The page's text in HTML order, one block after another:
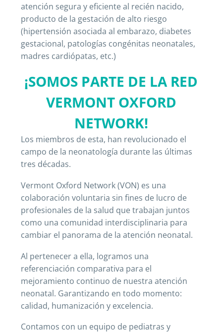
atención segura y eficiente al recién nacido,
producto de la gestación de alto riesgo
(hipertensión asociada al embarazo, diabetes
gestacional, patologías congénitas neonatales,
madres cardiópatas, etc.)
¡SOMOS PARTE DE LA RED
VERMONT OXFORD
NETWORK!
Los miembros de esta, han revolucionado el
campo de la neonatología durante las últimas
tres décadas.
Vermont Oxford Network (VON) es una
colaboración voluntaria sin fines de lucro de
profesionales de la salud que trabajan juntos
como una comunidad interdisciplinaria para
cambiar el panorama de la atención neonatal.
Al pertenecer a ella, logramos una
referenciación comparativa para el
mejoramiento continuo de nuestra atención
neonatal. Garantizando en todo momento:
calidad, humanización y excelencia.
Contamos con un equipo de pediatras y